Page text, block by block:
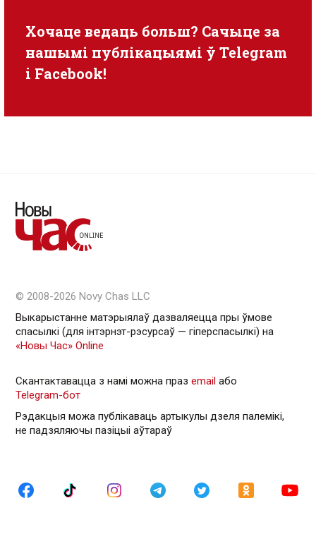
Хочаце ведаць больш? Сачыце за
нашымі публікацыямі ў Telegram
i Facebook!
© 2008-2026 Novy Chas LLC
Выкарыстанне матэрыялаў дазваляецца пры ўмове
спасылкі (для інтэрнэт-рэсурсаў — гiперспасылкi) на
«Новы Час» Online
Скантактавацца з намі можна праз email або
Telegram-бот
Рэдакцыя можа публікаваць артыкулы дзеля палемікі,
не падзяляючы пазіцыі аўтараў